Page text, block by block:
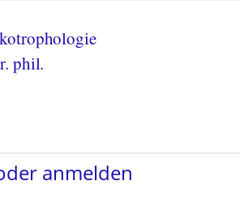
phil.